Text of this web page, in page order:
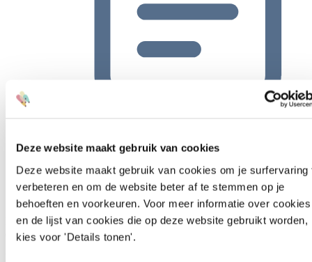
Deze website maakt gebruik van cookies
Deze website maakt gebruik van cookies om je surfervaring
verbeteren en om de website beter af te stemmen op je
behoeften en voorkeuren. Voor meer informatie over cookies
en de lijst van cookies die op deze website gebruikt worden,
kies voor 'Details tonen'.
Stratics
Nous sommes une entreprise belge et offrons des solutions avancées
en matière de marketing, de données et d'IA.